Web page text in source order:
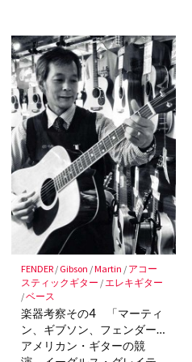
FENDER/ Gibson /Martin / アコー
スティックギター / エレキギター
/ベース
楽器考察その4 「マーティ
ン、ギブソン、フェンダー…
アメリカン・ギターの競